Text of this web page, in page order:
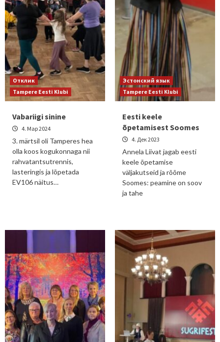
Отклик
Tampere Eesti Klubi
Vabariigi sinine
4. Мар 2024
3. märtsil oli Tamperes hea
olla koos kogukonnaga nii
rahvatantsutrennis,
lasteringis ja lõpetada
EV106 näitus…
Эстонский язык
Tampere Eesti Klubi
Eesti keele
õpetamisest Soomes
4. Дек 2023
Annela Liivat jagab eesti
keele õpetamise
väljakutseid ja rõõme
Soomes: peamine on soov
ja tahe